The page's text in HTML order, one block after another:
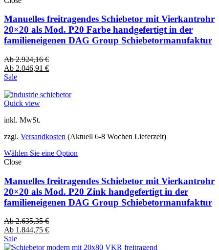
Manuelles freitragendes Schiebetor mit Vierkantrohr
20×20 als Mod. P20 Farbe handgefertigt in der
familieneigenen DAG Group Schiebetormanufaktur
Ab2.924,16€
Ab 2.046,91 €
Sale
Quick view
inkl. MwSt.
zzgl. Versandkosten (Aktuell 6-8 Wochen Lieferzeit)
Wählen Sie eine Option
Close
Manuelles freitragendes Schiebetor mit Vierkantrohr
20×20 als Mod. P20 Zink handgefertigt in der
familieneigenen DAG Group Schiebetormanufaktur
Ab2.635,35€
Ab 1.844,75 €
Sale